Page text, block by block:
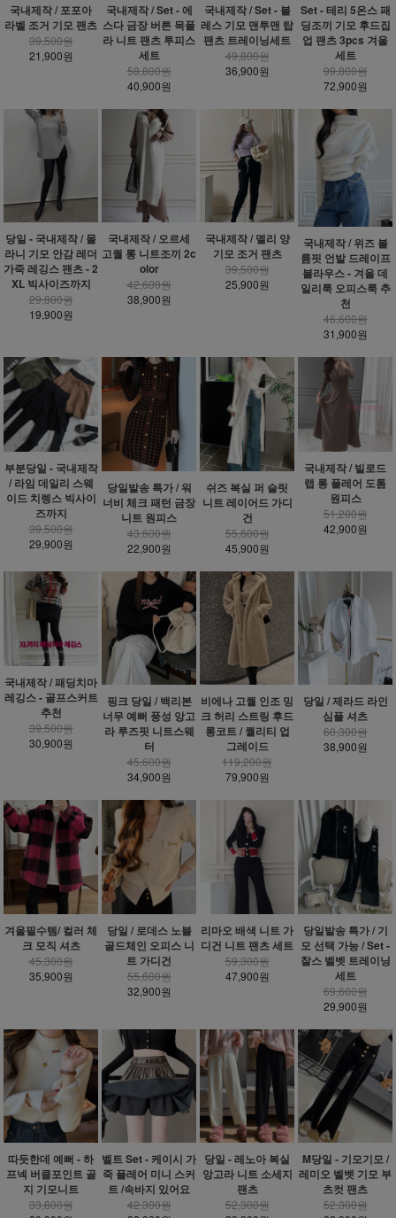
국내제작 / 포포아
라벨 조거 기모 팬츠
39,500원
21,900원
국내제작 / Set - 에
스다 금장 버튼 목폴
라 니트 팬츠 투피스
세트
58,800원
40,900원
국내제작 / Set - 블
레스 기모 맨투맨 탑
팬츠 트레이닝세트
49,800원
36,900원
Set - 테리 5온스 패
딩조끼 기모 후드집
업 팬츠 3pcs 겨울
세트
99,800원
72,900원
당일 - 국내제작 / 몰
라니 기모 안감 레더
가죽 레깅스 팬츠 - 2
XL 빅사이즈까지
29,800원
19,900원
국내제작 / 오르세
고퀄 롱 니트조끼 2c
olor
42,600원
38,900원
국내제작 / 멜리 양
기모 조거 팬츠
39,500원
25,900원
국내제작 / 위즈 볼
륨핏 언발 드레이프
블라우스 - 겨울 데
일리룩 오피스룩 추
천
46,600원
31,900원
부분당일 - 국내제작
/ 라임 데일리 스웨
이드 치렝스 빅사이
즈까지
39,500원
29,900원
당일발송 특가 / 워
너비 체크 패턴 금장
니트 원피스
43,600원
22,900원
쉬즈 복실 퍼 슬릿
니트 레이어드 가디
건
55,600원
45,900원
국내제작 / 빌로드
랩 롱 플레어 도톰
원피스
51,200원
42,900원
국내제작 / 패딩치마
레깅스 - 골프스커트
추천
39,500원
30,900원
핑크 당일 / 백리본
너무 예뻐 풍성 앙고
라 루즈핏 니트스웨
터
45,600원
34,900원
비에나 고퀄 인조 밍
크 허리 스트링 후드
롱코트 / 퀄리티 업
그레이드
119,200원
79,900원
당일 / 제라드 라인
심플 셔츠
60,300원
38,900원
겨울필수템/ 컬러 체
크 모직 셔츠
45,300원
35,900원
당일 / 로데스 노블
골드체인 오피스 니
트 가디건
55,600원
32,900원
리마오 배색 니트 가
디건 니트 팬츠 세트
59,300원
47,900원
당일발송 특가 / 기
모 선택 가능 / Set -
찰스 벨벳 트레이닝
세트
69,600원
29,900원
따듯한데 예뻐 - 하
프넥 버클포인트 골
지 기모니트
33,800원
벨트 Set - 케이시 가
죽 플레어 미니 스커
트 /속바지 있어요
42,300원
당일 - 레노아 복실
앙고라 니트 소세지
팬츠
52,300원
M당일 - 기모기모 /
레미오 벨벳 기모 부
츠컷 팬츠
52,300원